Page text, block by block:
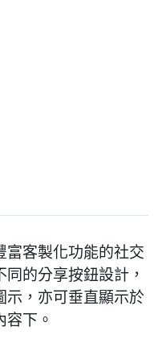
富客製化功能的社交
的分享按鈕設計，
示，亦可垂直顯示於
下。